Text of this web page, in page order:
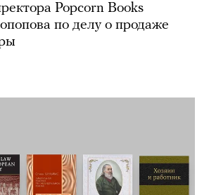
Popcorn Books
по делу о продаже